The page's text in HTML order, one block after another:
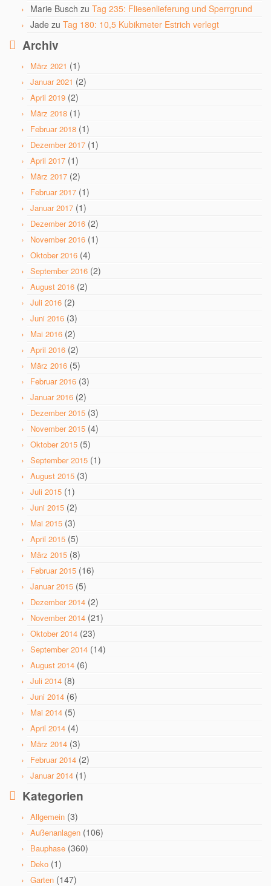
Marie Busch zu Tag 235: Fliesenlieferung und Sperrgrund
Jade zu Tag 180: 10,5 Kubikmeter Estrich verlegt
Archiv
März 2021 (1)
Januar 2021 (2)
April 2019 (2)
März 2018 (1)
Februar 2018 (1)
Dezember 2017 (1)
April 2017 (1)
März 2017 (2)
Februar 2017 (1)
Januar 2017 (1)
Dezember 2016 (2)
November 2016 (1)
Oktober 2016 (4)
September 2016 (2)
August 2016 (2)
Juli 2016 (2)
Juni 2016 (3)
Mai 2016 (2)
April 2016 (2)
März 2016 (5)
Februar 2016 (3)
Januar 2016 (2)
Dezember 2015 (3)
November 2015 (4)
Oktober 2015 (5)
September 2015 (1)
August 2015 (3)
Juli 2015 (1)
Juni 2015 (2)
Mai 2015 (3)
April 2015 (5)
März 2015 (8)
Februar 2015 (16)
Januar 2015 (5)
Dezember 2014 (2)
November 2014 (21)
Oktober 2014 (23)
September 2014 (14)
August 2014 (6)
Juli 2014 (8)
Juni 2014 (6)
Mai 2014 (5)
April 2014 (4)
März 2014 (3)
Februar 2014 (2)
Januar 2014 (1)
Kategorien
Allgemein (3)
Außenanlagen (106)
Bauphase (360)
Deko (1)
Garten (147)